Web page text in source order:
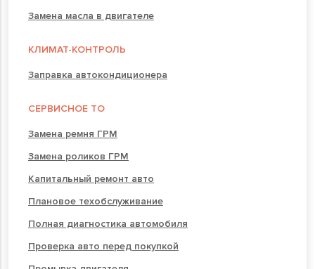
Замена масла в двигателе
КЛИМАТ-КОНТРОЛЬ
Заправка автокондиционера
СЕРВИСНОЕ ТО
Замена ремня ГРМ
Замена роликов ГРМ
Капитальный ремонт авто
Плановое техобслуживание
Полная диагностика автомобиля
Проверка авто перед покупкой